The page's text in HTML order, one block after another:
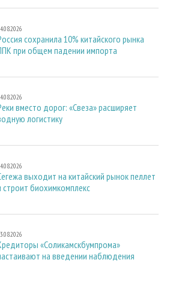
сохранила 10% китайского рынка
при общем падении импорта
вместо дорог: «Свеза» расширяет
логистику
выходит на китайский рынок пеллет
строит биохимкомплекс
«Соликамскбумпрома»
на введении наблюдения